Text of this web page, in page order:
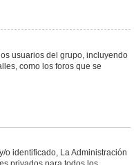
usuarios del grupo, incluyendo
como los foros que se
o identificado, La Administración